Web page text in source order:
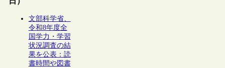
文部科学省、
令和8年度全
国学力・学習
状況調査の結
果を公表：読
書時間や図書